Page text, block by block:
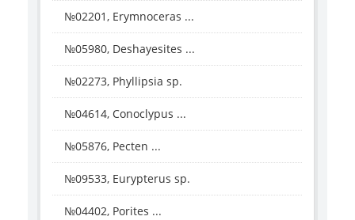
№02201, Erymnoceras ...
№05980, Deshayesites ...
№02273, Phyllipsia sp.
№04614, Conoclypus ...
№05876, Pecten ...
№09533, Eurypterus sp.
№04402, Porites ...